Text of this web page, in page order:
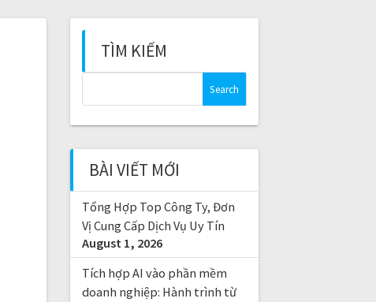
TÌM KIẾM
c
f
o
r
:
BÀI VIẾT MỚI
Tổng Hợp Top Công Ty, Đơn
Vị Cung Cấp Dịch Vụ Uy Tín
August 1, 2026
Tích hợp AI vào phần mềm
doanh nghiệp: Hành trình từ